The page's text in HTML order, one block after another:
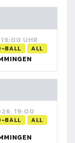
UHR
BALL ALL
19:00
BALL ALL